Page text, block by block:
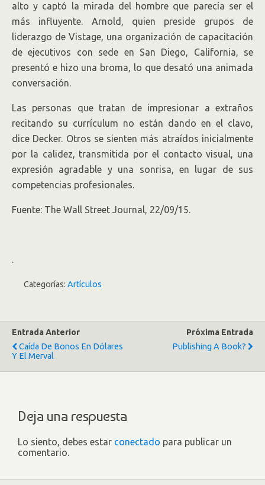
alto y captó la mirada del hombre que parecía ser el
más influyente. Arnold, quien preside grupos de
liderazgo de Vistage, una organización de capacitación
de ejecutivos con sede en San Diego, California, se
presentó e hizo una broma, lo que desató una animada
conversación.
Las personas que tratan de impresionar a extraños
recitando su currículum no están dando en el clavo,
dice Decker. Otros se sienten más atraídos inicialmente
por la calidez, transmitida por el contacto visual, una
expresión agradable y una sonrisa, en lugar de sus
competencias profesionales.
Fuente: The Wall Street Journal, 22/09/15.
.
Categorías: Artículos
Entrada Anterior
Caída De Bonos En Dólares
Y El Merval
Próxima Entrada
Publishing A Book?
Deja una respuesta
Lo siento, debes estar conectado para publicar un
comentario.